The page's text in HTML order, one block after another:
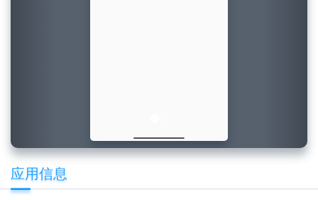
应用信息